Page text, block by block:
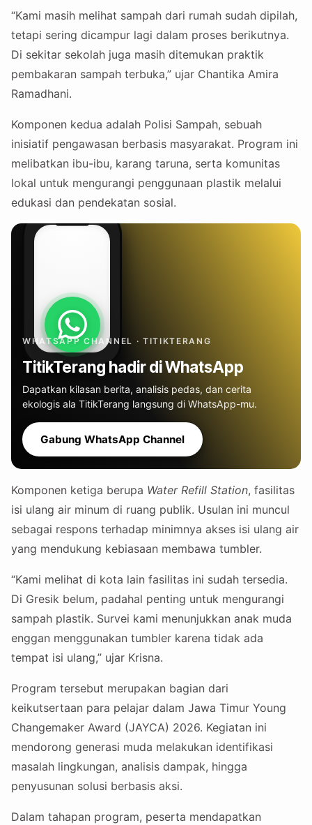
“Kami masih melihat sampah dari rumah sudah dipilah,
tetapi sering dicampur lagi dalam proses berikutnya.
Di sekitar sekolah juga masih ditemukan praktik
pembakaran sampah terbuka,” ujar Chantika Amira
Ramadhani.
Komponen kedua adalah Polisi Sampah, sebuah
inisiatif pengawasan berbasis masyarakat. Program ini
melibatkan ibu-ibu, karang taruna, serta komunitas
lokal untuk mengurangi penggunaan plastik melalui
edukasi dan pendekatan sosial.
WHATSAPP CHANNEL · TITIKTERANG
TitikTerang hadir di WhatsApp
Dapatkan kilasan berita, analisis pedas, dan cerita
ekologis ala TitikTerang langsung di WhatsApp-mu.
Gabung WhatsApp Channel
Komponen ketiga berupa Water Refill Station, fasilitas
isi ulang air minum di ruang publik. Usulan ini muncul
sebagai respons terhadap minimnya akses isi ulang air
yang mendukung kebiasaan membawa tumbler.
“Kami melihat di kota lain fasilitas ini sudah tersedia.
Di Gresik belum, padahal penting untuk mengurangi
sampah plastik. Survei kami menunjukkan anak muda
enggan menggunakan tumbler karena tidak ada
tempat isi ulang,” ujar Krisna.
Program tersebut merupakan bagian dari
keikutsertaan para pelajar dalam Jawa Timur Young
Changemaker Award (JAYCA) 2026. Kegiatan ini
mendorong generasi muda melakukan identifikasi
masalah lingkungan, analisis dampak, hingga
penyusunan solusi berbasis aksi.
Dalam tahapan program, peserta mendapatkan